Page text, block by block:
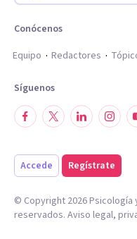
Conócenos
Equipo
Redactores
Síguenos
Accede Regístrate
© Copyright 2026Psicología
reservados. Aviso legal,